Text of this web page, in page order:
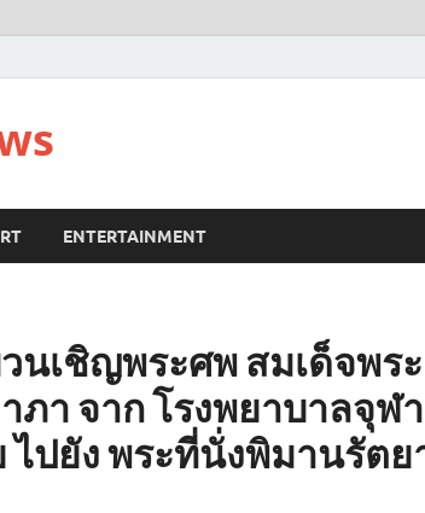
ENTERTAINMENT
นเชิญพระศพ สมเด็จพระ
ภา จาก โรงพยาบาลจุฬ
ปยัง พระที่นั่งพิมานรัตย